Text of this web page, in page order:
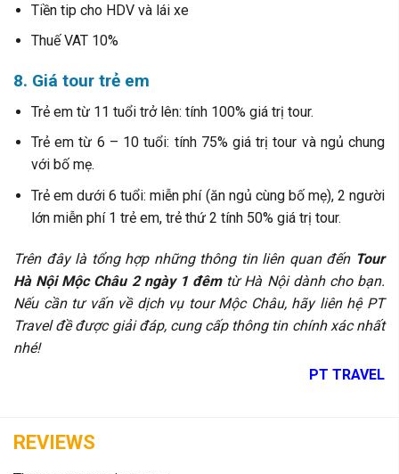
Tiền tip cho HDV và lái xe
Thuế VAT 10%
8. Giá tour trẻ em
Trẻ em từ 11 tuổi trở lên: tính 100% giá trị tour.
Trẻ em từ 6 – 10 tuổi: tính 75% giá trị tour và ngủ chung
với bố mẹ.
Trẻ em dưới 6 tuổi: miễn phí (ăn ngủ cùng bố mẹ), 2 người
lớn miễn phí 1 trẻ em, trẻ thứ 2 tính 50% giá trị tour.
Trên đây là tổng hợp những thông tin liên quan đến Tour
Hà Nội Mộc Châu 2 ngày 1 đêmtừ Hà Nội dành cho bạn.
Nếu cần tư vấn về dịch vụ tour Mộc Châu, hãy liên hệ PT
Travel đề được giải đáp, cung cấp thông tin chính xác nhất
nhé!
PT TRAVEL
REVIEWS